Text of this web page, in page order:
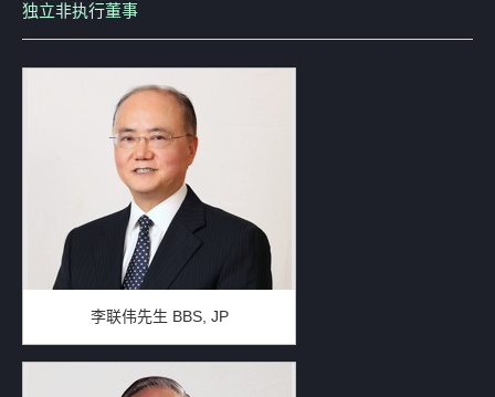
独立非执行董事
李联伟先生 BBS, JP